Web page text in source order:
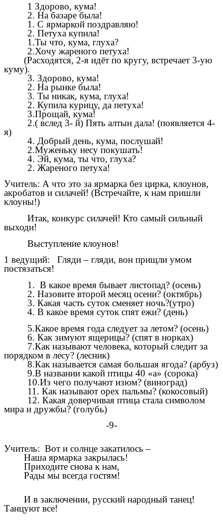
1 Здорово, кума!
2. На базаре была!
1. С ярмаркой поздравляю!
2. Петуха купила!
1.Ты что, кума, глуха?
2.Хочу жареного петуха!
(Расходятся, 2-я идёт по кругу, встречает 3-ую
куму).
3. Здорово, кума!
2. На рынке была!
3. Ты никак, кума, глуха!
2. Купила курицу, да петуха!
3.Прощай, кума!
2.( вслед 3- й) Пять алтын дала! (появляется 4-
я)
4. Добрый день, кума, послушай!
2.Муженьку несу покушать!
4. Эй, кума, ты что, глуха?
2. Жареного петуха!
Учитель: А что это за ярмарка без цирка, клоунов,
акробатов и силачей! (Встречайте, к нам пришли
клоуны!)
Итак, конкурс силачей! Кто самый сильный
выходи!
Выступление клоунов!
1 ведущий: Гляди – гляди, вон прищли умом
постязаться!
1. В какое время бывает листопад? (осень)
2. Назовите второй месяц осени? (октябрь)
3. Какая часть суток сменяет ночь?(утро)
4. В какое время суток спят ежи? (день)
5.Какое время года следует за летом? (осень)
6. Как зимуют ящерицы? (спят в норках)
7.Как называют человека, который следит за
порядком в лесу? (лесник)
8.Как называется самая большая ягода? (арбуз)
9.В названии какой птицы 40 «а» (сорока)
10.Из чего получают изюм? (виноград)
11. Как называют орех пальмы? (кокосовый)
12. Какая доверчивая птица стала символом
мира и дружбы? (голубь)
-9-
Учитель: Вот и солнце закатилось –
Наша ярмарка закрылась!
Приходите снова к нам,
Рады мы всегда гостям!
И в заключении, русский народный танец!
Танцуют все!